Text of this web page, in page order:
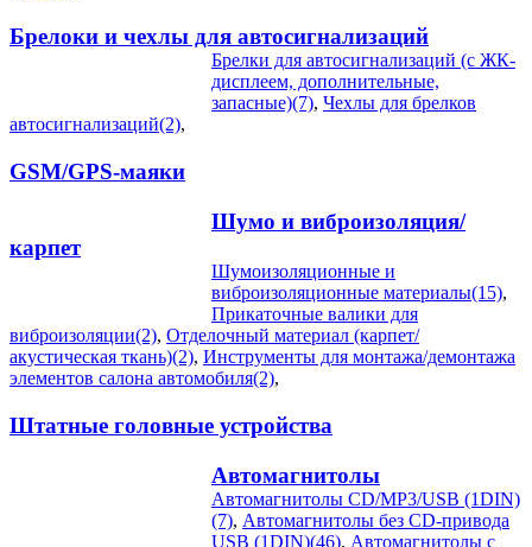
Брелоки и чехлы для автосигнализаций
Брелки для автосигнализаций (с ЖК-
дисплеем, дополнительные,
запасные)(7), Чехлы для брелков
автосигнализаций(2),
GSM/GPS-маяки
Шумо и виброизоляция/
карпет
Шумоизоляционные и
виброизоляционные материалы(15),
Прикаточные валики для
виброизоляции(2), Отделочный материал (карпет/
акустическая ткань)(2), Инструменты для монтажа/демонтажа
элементов салона автомобиля(2),
Штатные головные устройства
Автомагнитолы
Автомагнитолы CD/MP3/USB (1DIN)
(7), Автомагнитолы без CD-привода
USB (1DIN)(46), Автомагнитолы с